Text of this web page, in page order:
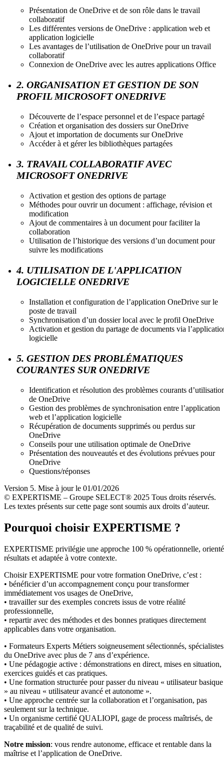
Présentation de OneDrive et de son rôle dans le travail
collaboratif
Les différentes versions de OneDrive : application web et
application logicielle
Les avantages de l’utilisation de OneDrive pour un travail
collaboratif
Connexion de OneDrive avec les autres applications Office
2. ORGANISATION ET GESTION DE SON
PROFIL MICROSOFT ONEDRIVE
Découverte de l’espace personnel et de l’espace partagé
Création et organisation des dossiers sur OneDrive
Ajout et importation de documents sur OneDrive
Accéder à et gérer les bibliothèques partagées
3. TRAVAIL COLLABORATIF AVEC
MICROSOFT ONEDRIVE
Activation et gestion des options de partage
Méthodes pour ouvrir un document : affichage, révision et
modification
Ajout de commentaires à un document pour faciliter la
collaboration
Utilisation de l’historique des versions d’un document pour
suivre les modifications
4. UTILISATION DE L'APPLICATION
LOGICIELLE ONEDRIVE
Installation et configuration de l’application OneDrive sur le
poste de travail
Synchronisation d’un dossier local avec le profil OneDrive
Activation et gestion du partage de documents via
logicielle
5. GESTION DES PROBLÉMATIQUES
COURANTES SUR ONEDRIVE
Identification et résolution des problèmes courants
de OneDrive
Gestion des problèmes de synchronisation entre l’application
web et l’application logicielle
Récupération de documents supprimés ou perdus sur
OneDrive
Conseils pour une utilisation optimale de OneDrive
Présentation des nouveautés et des évolutions prévues pour
OneDrive
Questions/réponses
Version 5. Mise à jour le 01/01/2026
© EXPERTISME – Groupe SELECT® 2025 Tous droits réservés.
Les textes présents sur cette page sont soumis aux droits d’auteur.
Pourquoi choisir EXPERTISME ?
EXPERTISME privilégie une approche 100 % opérationnelle,
résultats et adaptée à votre contexte.
Choisir EXPERTISME pour votre formation OneDrive, c’est :
• bénéficier d’un accompagnement conçu pour transformer
immédiatement vos usages de OneDrive,
• travailler sur des exemples concrets issus de votre réalité
professionnelle,
• repartir avec des méthodes et des bonnes pratiques directement
applicables dans votre organisation.
• Formateurs Experts Métiers soigneusement sélectionnés, spécialistes
du OneDrive avec plus de 7 ans d’expérience.
• Une pédagogie active : démonstrations en direct, mises en situation,
exercices guidés et cas pratiques.
• Une formation structurée pour passer du niveau « utilisateur basique
» au niveau « utilisateur avancé et autonome ».
• Une approche centrée sur la collaboration et l’organisation, pas
seulement sur la technique.
• Un organisme certifié QUALIOPI, gage de process maîtrisés, de
traçabilité et de qualité de suivi.
Notre mission: vous rendre autonome, efficace et rentable dans la
maîtrise et l’application de OneDrive.